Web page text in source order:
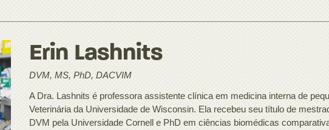
Erin Lashnits
DVM, MS, PhD, DACVIM
A Dra. Lashnits é professora assistente clínica em medicina interna de
Veterinária da Universidade de Wisconsin. Ela recebeu seu título de
DVM pela Universidade Cornell e PhD em ciências biomédicas